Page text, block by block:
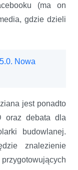
(ma on
gdzie dzieli
Nowa
jest ponadto
oraz debata dla
budowlanej.
znalezienie